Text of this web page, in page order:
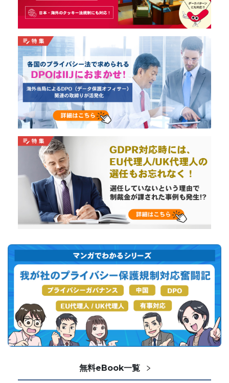
無料eBook一覧